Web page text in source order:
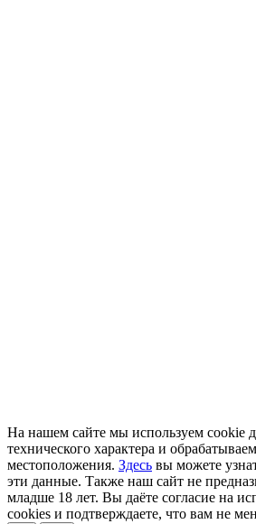
На нашем сайте мы используем cookie
технического характера и
местоположения. Здесь вы можете
эти данные. Также наш сайт не
младше 18 лет. Вы даёте согласие на
cookies и подтверждаете, что вам не